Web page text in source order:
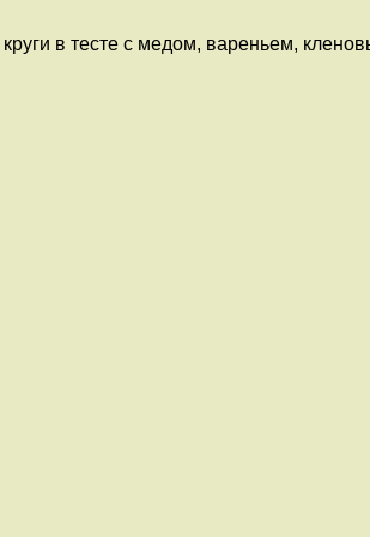
в тесте с медом, вареньем,